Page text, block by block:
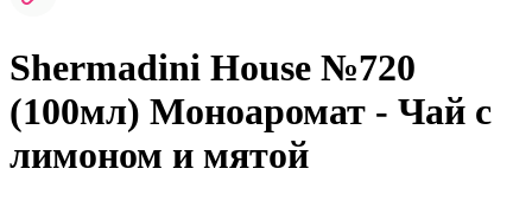
Shermadini House №720
(100мл) Моноаромат - Чай с
лимоном и мятой